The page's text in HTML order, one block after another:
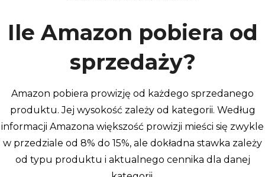
Ile Amazon pobiera od
sprzedaży?
Amazon pobiera prowizję od każdego sprzedanego
produktu. Jej wysokość zależy od kategorii. Według
informacji Amazona większość prowizji mieści się zwykle
w przedziale od 8% do 15%, ale dokładna stawka zależy
od typu produktu i aktualnego cennika dla danej